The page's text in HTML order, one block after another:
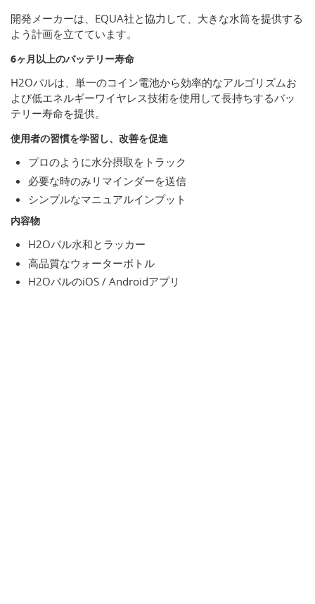
開発メーカーは、EQUA社と協力して、大きな水筒を提供する
よう計画を立てています。
6ヶ月以上のバッテリー寿命
H2Oパルは、単一のコイン電池から効率的なアルゴリズムお
よび低エネルギーワイヤレス技術を使用して長持ちするバッ
テリー寿命を提供。
使用者の習慣を学習し、改善を促進
プロのように水分摂取をトラック
必要な時のみリマインダーを送信
シンプルなマニュアルインプット
内容物
H2Oパル水和とラッカー
高品質なウォーターボトル
H2OパルのiOS / Androidアプリ